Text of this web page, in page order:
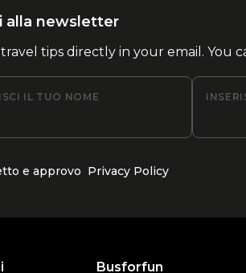
alla newsletter
travel tips directly in your email. You
IL TUO NOME
e approvo Privacy Policy
Busforfun